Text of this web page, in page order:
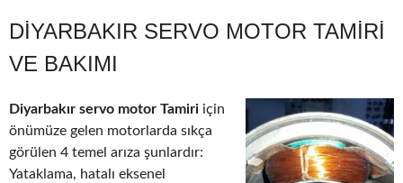
DIYARBAKIR SERVO MOTOR TAMIRI
VE BAKIMI
Diyarbakır servo motor Tamiri için
önümüze gelen motorlarda sıkça
görülen 4 temel arıza şunlardır:
Yataklama, hatalı eksenel